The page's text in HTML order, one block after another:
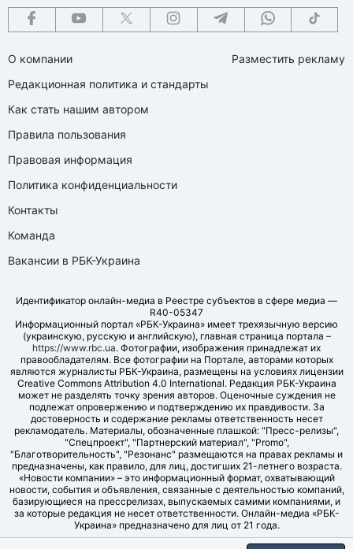
О компании
Редакционная политика и стандарты
Как стать нашим автором
Правила пользования
Правовая информация
Политика конфиденциальности
Контакты
Команда
Вакансии в РБК-Украина
Разместить рекламу
Идентификатор онлайн-медиа в Реестре субъектов в сфере медиа —
R40-05347
Информационный портал «РБК-Украина» имеет трехязычную версию
(украинскую, русскую и английскую), главная страница портала –
https://www.rbc.ua. Фотографии, изображения принадлежат их
правообладателям. Все фотографии на Портале, авторами которых
являются журналисты РБК-Украина, размещены на условиях лицензии
Creative Commons Attribution 4.0 International. Редакция РБК-Украина
может не разделять точку зрения авторов. Оценочные суждения не
подлежат опровержению и подтверждению их правдивости. За
достоверность и содержание рекламы ответственность несет
рекламодатель. Материалы, обозначенные плашкой: "Пресс-релизы",
"Спецпроект", "Партнерский материал", "Promo",
"Благотворительность", "Резонанс" размещаются на правах рекламы и
предназначены, как правило, для лиц, достигших 21-летнего возраста.
«Новости компании» – это информационный формат, охватывающий
новости, события и объявления, связанные с деятельностью компаний,
базирующиеся на прессрелизах, выпускаемых самими компаниями, и
за которые редакция не несет ответственности. Онлайн-медиа «РБК-
Украина» предназначено для лиц от 21 года.